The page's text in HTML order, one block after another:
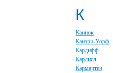
К
Каннок
Канэри-Уорф
Кардифф
Карлисл
Кармартен